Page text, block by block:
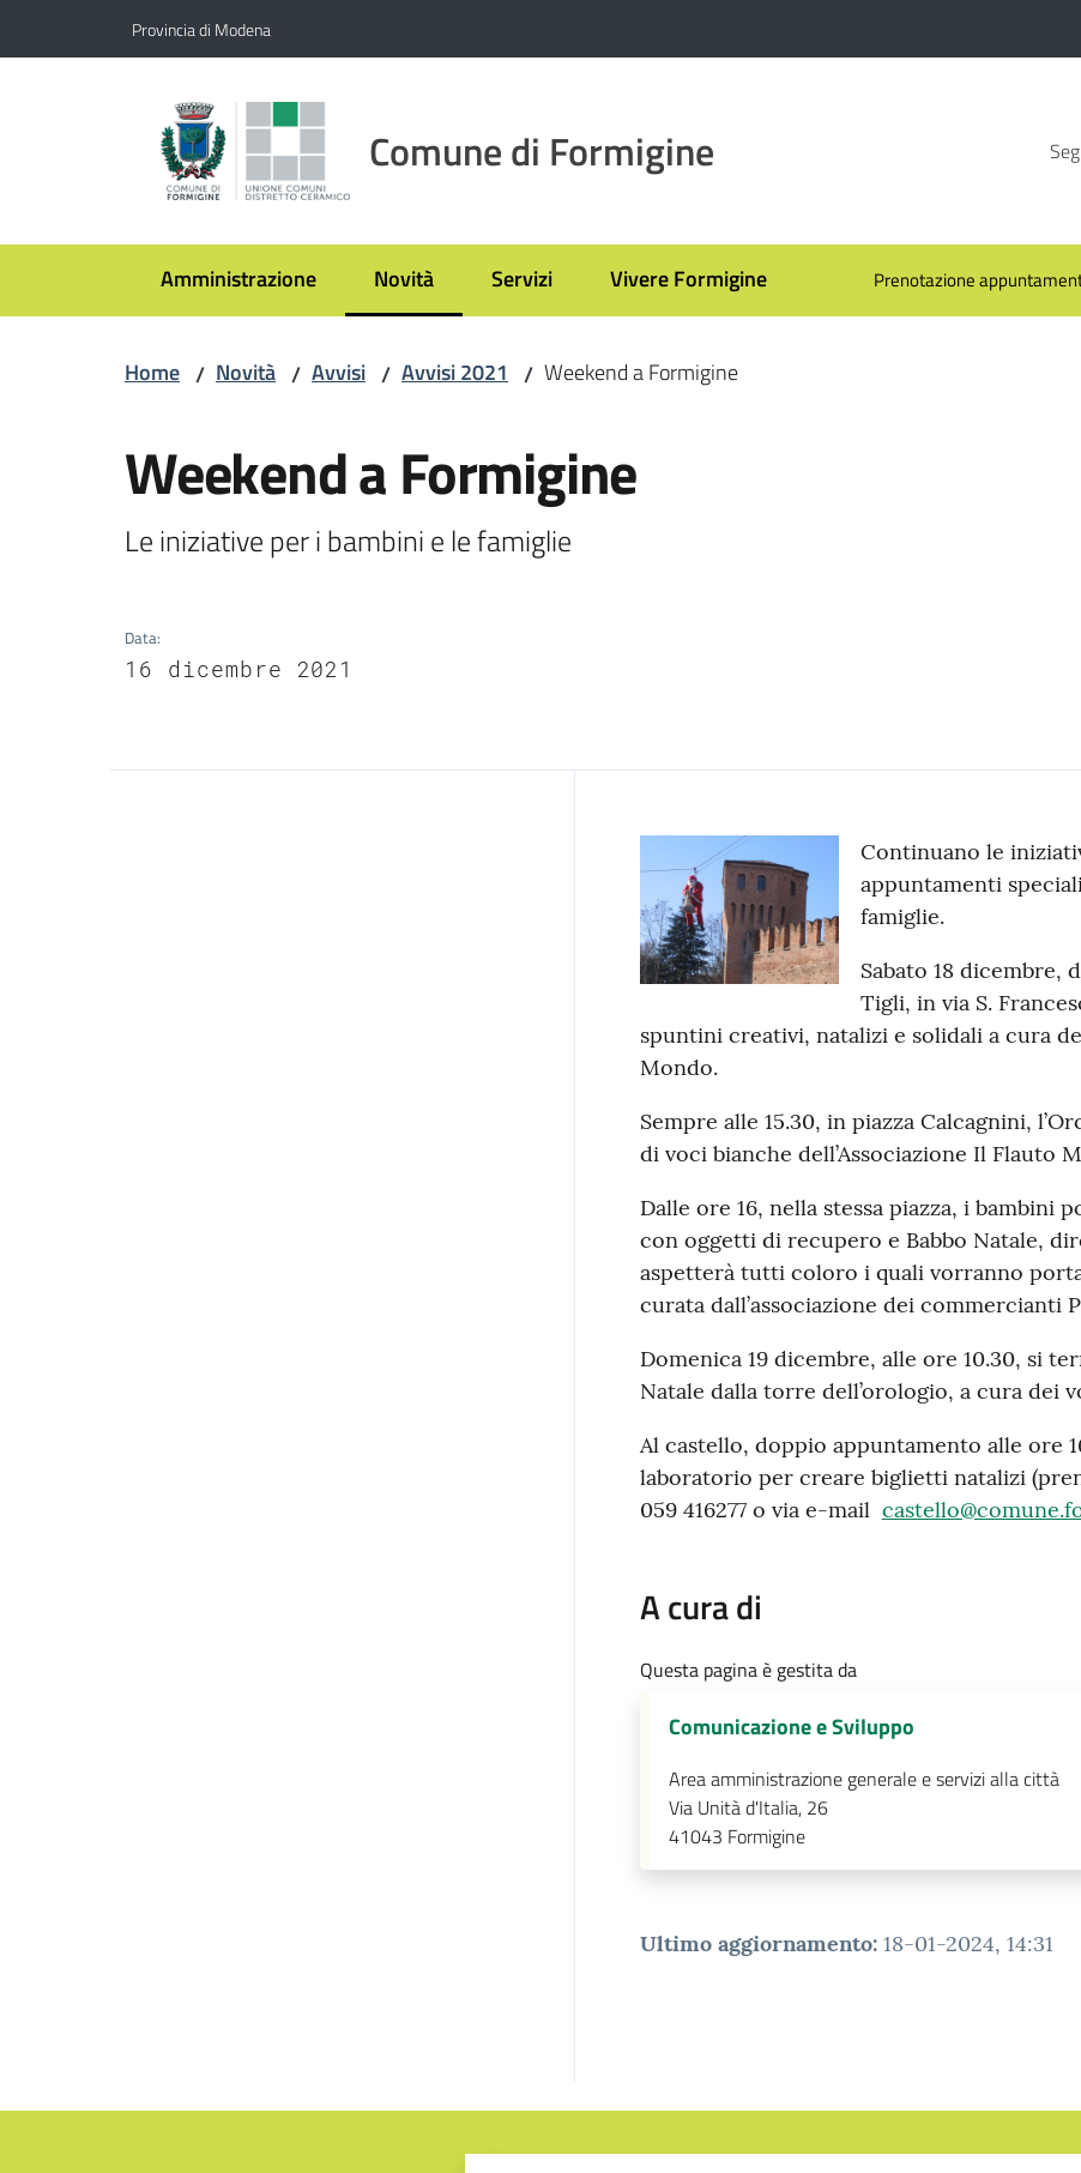
Provincia di Modena
Comune di Formigine
Amministrazione Novità
Menu selezionato
Servizi Vivere Formigine Prenotazione
Home / Novità / Avvisi / Avvisi 2021 / Weekend a Formigine
Weekend a Formigine
Le iniziative per i bambini e le famiglie
Data:
16 dicembre 2021
Contenuto
Continuano le
appuntamenti
famiglie.
Sabato 18 dicembre,
Tigli, in via S.
spuntini creativi, natalizi e solidali a cura
Mondo.
Sempre alle 15.30, in piazza Calcagnini,
di voci bianche dell’Associazione Il Flauto
Dalle ore 16, nella stessa piazza, i bambini
con oggetti di recupero e Babbo Natale,
aspetterà tutti coloro i quali vorranno
curata dall’associazione dei commercianti
Domenica 19 dicembre, alle ore 10.30, si
Natale dalla torre dell’orologio, a cura dei
Al castello, doppio appuntamento alle ore
laboratorio per creare biglietti natalizi
059 416277 o via e-mail
A cura di
Questa pagina è gestita da
Comunicazione e Sviluppo
Area amministrazione generale e servizi alla città
Via Unità d'Italia, 26
41043 Formigine
Ultimo aggiornamento: 18-01-2024, 14:31